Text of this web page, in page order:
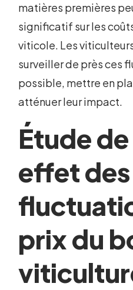
matières premières
significatif sur les
viticole. Les
surveiller de près ces
possible, mettre en
atténuer leur impact.
Étude
effet des
prix du